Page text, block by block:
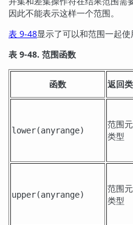
因此不能表示这样一个范围。
表 9-48显示了可以和范围一起使
表 9-48. 范围函数
函数 返回
lower(anyrange)
范围
类型
upper(anyrange)
范围
类型